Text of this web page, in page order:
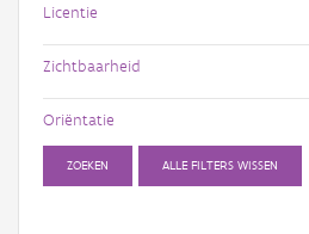
Licentie
Zichtbaarheid
Oriëntatie
ZOEKEN ALLE FILTERS WISSEN